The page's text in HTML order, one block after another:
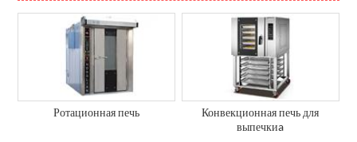
Ротационная печь
Конвекционная печь для
выпечкиa